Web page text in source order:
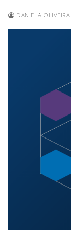
DANIELA OLIVEIRA